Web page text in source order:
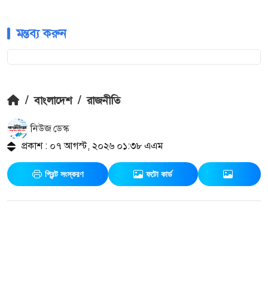
মন্তব্য করুন
/ বাংলাদেশ / রাজনীতি
নিউজ ডেস্ক
প্রকাশ : ০৭ আগস্ট, ২০২৬ ০১:৩৮ এএম
প্রিন্ট সংস্করণ ফটো কার্ড